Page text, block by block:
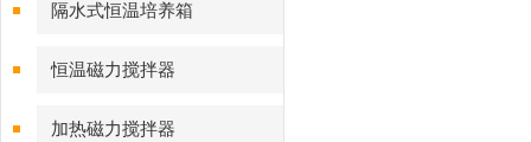
隔水式恒温培养箱
恒温磁力搅拌器
加热磁力搅拌器